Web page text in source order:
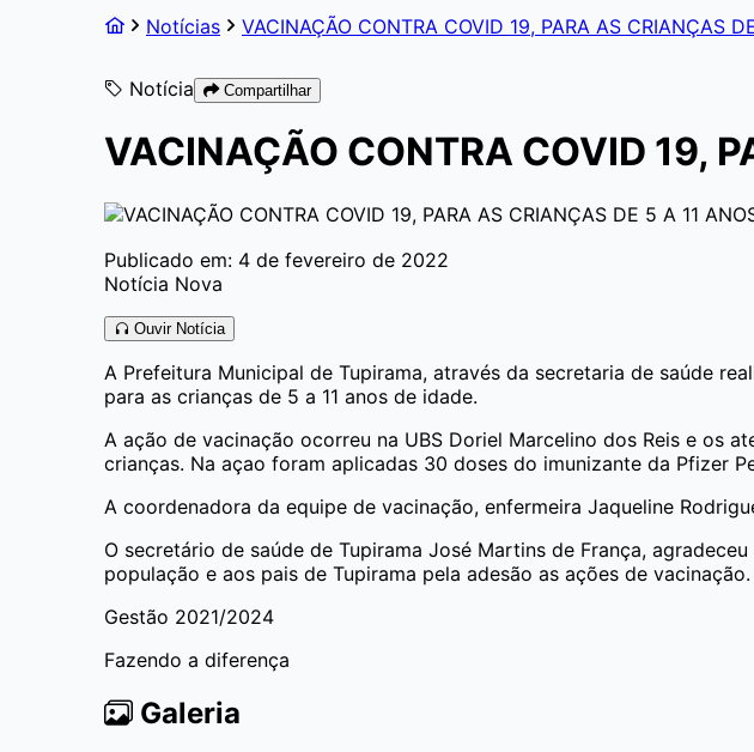
Notícias VACINAÇÃO CONTRA COVID 19, PARA AS CRIANÇAS
Notícia Compartilhar
VACINAÇÃO CONTRA COVID 19,
Publicado em: 4 de fevereiro de 2022
Notícia Nova
Ouvir Notícia
A Prefeitura Municipal de Tupirama, através da secretaria de saúde
para as crianças de 5 a 11 anos de idade.
A ação de vacinação ocorreu na UBS Doriel Marcelino dos Reis e os
crianças. Na açao foram aplicadas 30 doses do imunizante da Pfizer
A coordenadora da equipe de vacinação, enfermeira Jaqueline
O secretário de saúde de Tupirama José Martins de França,
população e aos pais de Tupirama pela adesão as ações de vacinação.
Gestão 2021/2024
Fazendo a diferença
Galeria